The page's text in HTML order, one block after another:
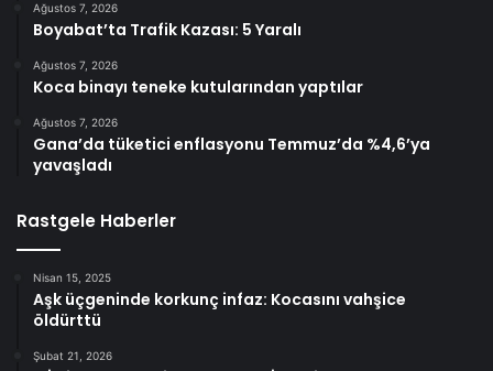
Ağustos 7, 2026
Boyabat’ta Trafik Kazası: 5 Yaralı
Ağustos 7, 2026
Koca binayı teneke kutularından yaptılar
Ağustos 7, 2026
Gana’da tüketici enflasyonu Temmuz’da %4,6’ya
yavaşladı
Rastgele Haberler
Nisan 15, 2025
Aşk üçgeninde korkunç infaz: Kocasını vahşice
öldürttü
Şubat 21, 2026